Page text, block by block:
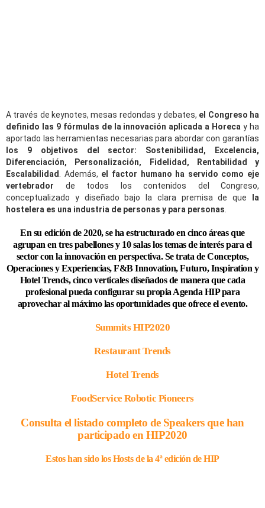
A través de keynotes, mesas redondas y debates, el Congreso ha
definido las 9 fórmulas de la innovación aplicada a Horeca y ha
aportado las herramientas necesarias para abordar con garantías
los 9 objetivos del sector: Sostenibilidad, Excelencia,
Diferenciación, Personalización, Fidelidad, Rentabilidad y
Escalabilidad
. Además, el factor humano ha servido como eje
vertebrador de todos los contenidos del Congreso,
conceptualizado y diseñado bajo la clara premisa de que
la
hostelera es una industria de personas y para personas
En su edición de 2020, se ha estructurado en cinco áreas que
agrupan en tres pabellones y 10 salas los temas de interés para el
sectorcon la innovación en perspectiva. Se trata de Conceptos,
Operaciones y Experiencias, F&B Innovation, Futuro, Inspiration y
Hotel Trends, cinco verticales diseñados de maneraque cada
profesional pueda configurar su propia Agenda HIPpara
aprovechar al máximo las oportunidades que ofrece el evento.
Summits HIP2020
Restaurant Trends
Hotel Trends
FoodService Robotic Pioneers
Consulta el listado completo de Speakers que han
participado en HIP2020
Estos han sido los Hosts de la 4ª edición de HIP